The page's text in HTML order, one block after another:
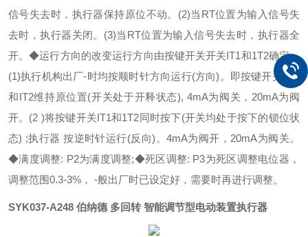
信号失去时，执行器保持原位不动。 (2)当RT位置为输入信号失
去时，执行器关闭。 (3)当RT位置为输入信号失去时，执行器全
开。◆运行方向的改变运行方向由按键开关开关IT1和1T2确定。
(1)执行机构出厂-时均按顺时针方向运行(方向)。即按键开关IT 1
和IT2维持原位置(开关处于开释状态), 4mA为阀关，20mA为阀
开。 (2 )将按键开关IT1和1T2同时按下(开关均处于按下的锁位状
态) ;执行器 按逆时针运行(反向)。4mA为阀开，20mA为阀关。
◆满度调整: P2为满度调整;◆死区调整: P3为死区调整电位器，
调整范围0.3-3%， -般出厂时已设定好，需要时再进行调整。
SYK037-A248 伯纳德 多回转 智能调节型电动装置执行器